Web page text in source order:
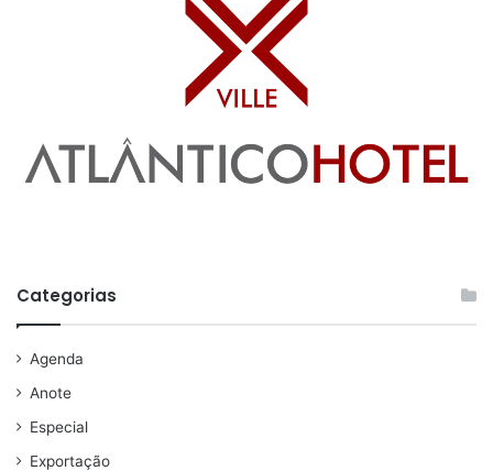
Categorias
Agenda
Anote
Especial
Exportação